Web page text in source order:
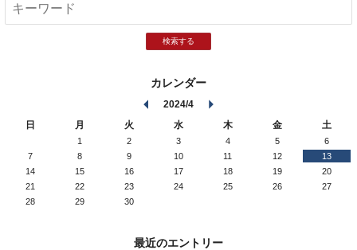
検索する
カレンダー
2024/4
日
月 火 水 木 金 土
1 2 3 4 5
6
7
8 9 10 11 12
13
14
15 16 17 18 19
20
21
22 23 24 25 26
27
28
29 30
最近のエントリー